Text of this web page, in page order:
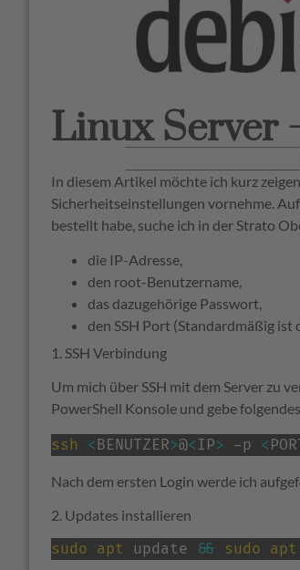
Linux Server
In diesem Artikel möchte ich kurz
Sicherheitseinstellungen vornehme.
bestellt habe, suche ich in der Strato
die IP-Adresse,
den root-Benutzername,
das dazugehörige Passwort,
den SSH Port (Standardmäßig ist
1. SSH Verbindung
Um mich über SSH mit dem Server zu
PowerShell Konsole und gebe
ssh <BENUTZER>@< IP> -p <
Nach dem ersten Login werde ich
2. Updates installieren
sudo apt update && sudo apt